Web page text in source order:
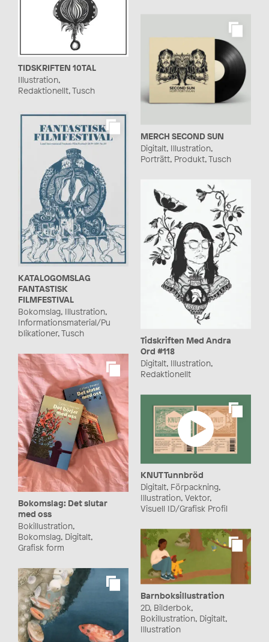
TIDSKRIFTEN 10TAL
Illustration,
Redaktionellt, Tusch
MERCH SECOND SUN
Digitalt, Illustration,
Porträtt, Produkt, Tusch
KATALOGOMSLAG
FANTASTISK
FILMFESTIVAL
Bokomslag, Illustration,
Informationsmaterial/Pu
blikationer, Tusch
Tidskriften Med Andra
Ord #118
Digitalt, Illustration,
Redaktionellt
Bokomslag: Det slutar
med oss
Bokillustration,
Bokomslag, Digitalt,
Grafisk form
KNUT Tunnbröd
Digitalt, Förpackning,
Illustration, Vektor,
Visuell ID/Grafisk Profil
Barnboksillustration
2D, Bilderbok,
Bokillustration, Digitalt,
Illustration